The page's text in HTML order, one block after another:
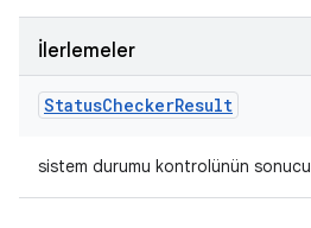
İlerlemeler
StatusCheckerResult
sistem durumu kontrolünün sonucu